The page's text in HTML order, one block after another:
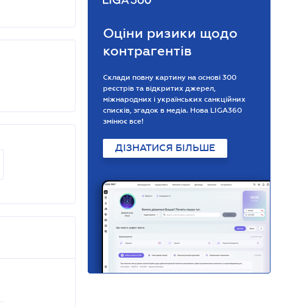
Оціни ризики щодо
контрагентів
Склади повну картину на основі 300
реєстрів та відкритих джерел,
міжнародних і українських санкційних
списків, згадок в медіа. Нова LIGA360
змінює все!
ДІЗНАТИСЯ БІЛЬШЕ